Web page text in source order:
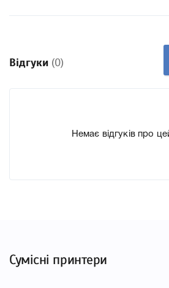
До Печатающая головка HP 771
(CE020A) ми підготували докладні
дозволить Вам легко підтвердити
Відгуки (0)
Немає відгуків про
Сумісні принтери